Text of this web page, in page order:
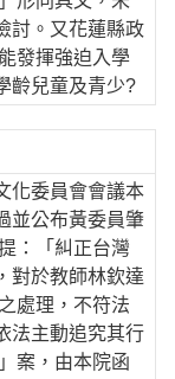
討。又花蓮縣政
發揮強迫入學
齡兒童及青少?
委員會會議本
並公布黃委員肇
：「糾正台灣
對於教師林欽達
處理，不符法
法主動追究其行
案，由本院函